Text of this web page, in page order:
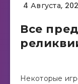
4 Августа,
Все
Некоторые